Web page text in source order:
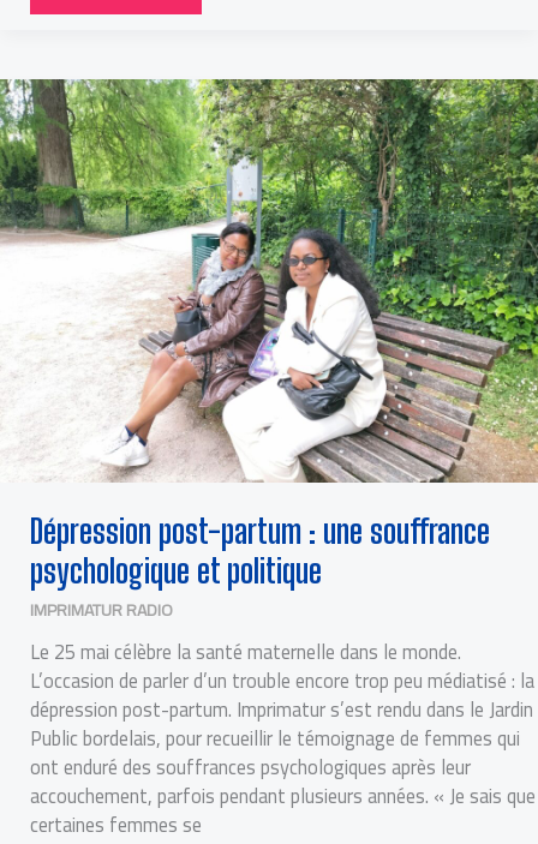
Dépression post-partum : une souffrance
psychologique et politique
IMPRIMATUR RADIO
Le 25 mai célèbre la santé maternelle dans le monde.
L’occasion de parler d’un trouble encore trop peu médiatisé : la
dépression post-partum. Imprimatur s’est rendu dans le Jardin
Public bordelais, pour recueillir le témoignage de femmes qui
ont enduré des souffrances psychologiques après leur
accouchement, parfois pendant plusieurs années. « Je sais que
certaines femmes se
DÉPRESSION
POST-
PARTUM :
UNE
SOUFFRANCE
PSYCHOLOGIQUE
ET
POLITIQUE